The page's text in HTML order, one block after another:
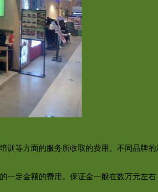
训等方面的服务所收取的费用。不同品牌
定金额的费用。保证金一般在数万元左